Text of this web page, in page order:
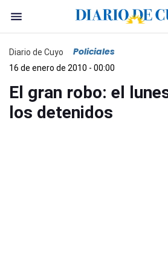
Diario de Cuyo Policiales
16 de enero de 2010 - 00:00
El gran robo: el
los detenidos